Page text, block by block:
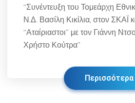
“Συνέντευξη του Τομεάρχη
Ν.Δ. Βασίλη Κικίλια, στον ΣΚΑΪ
“Αταίριαστοι” με τον Γιάννη
Χρήστο Κούτρα”
Περισσότερα